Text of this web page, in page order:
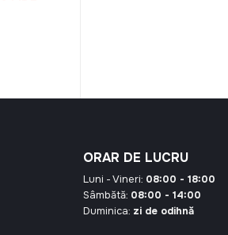
ORAR DE LUCRU
Luni - Vineri: 08:00 - 18:00
Sâmbătă: 08:00 - 14:00
Duminica: zi de odihnă